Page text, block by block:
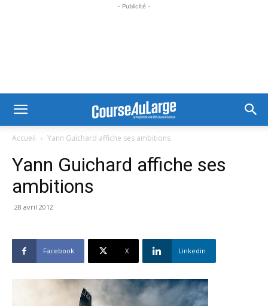
- Publicité -
Accueil Yann Guichard affiche ses ambitions
Yann Guichard affiche ses
ambitions
28 avril 2012
Facebook X Linkedin